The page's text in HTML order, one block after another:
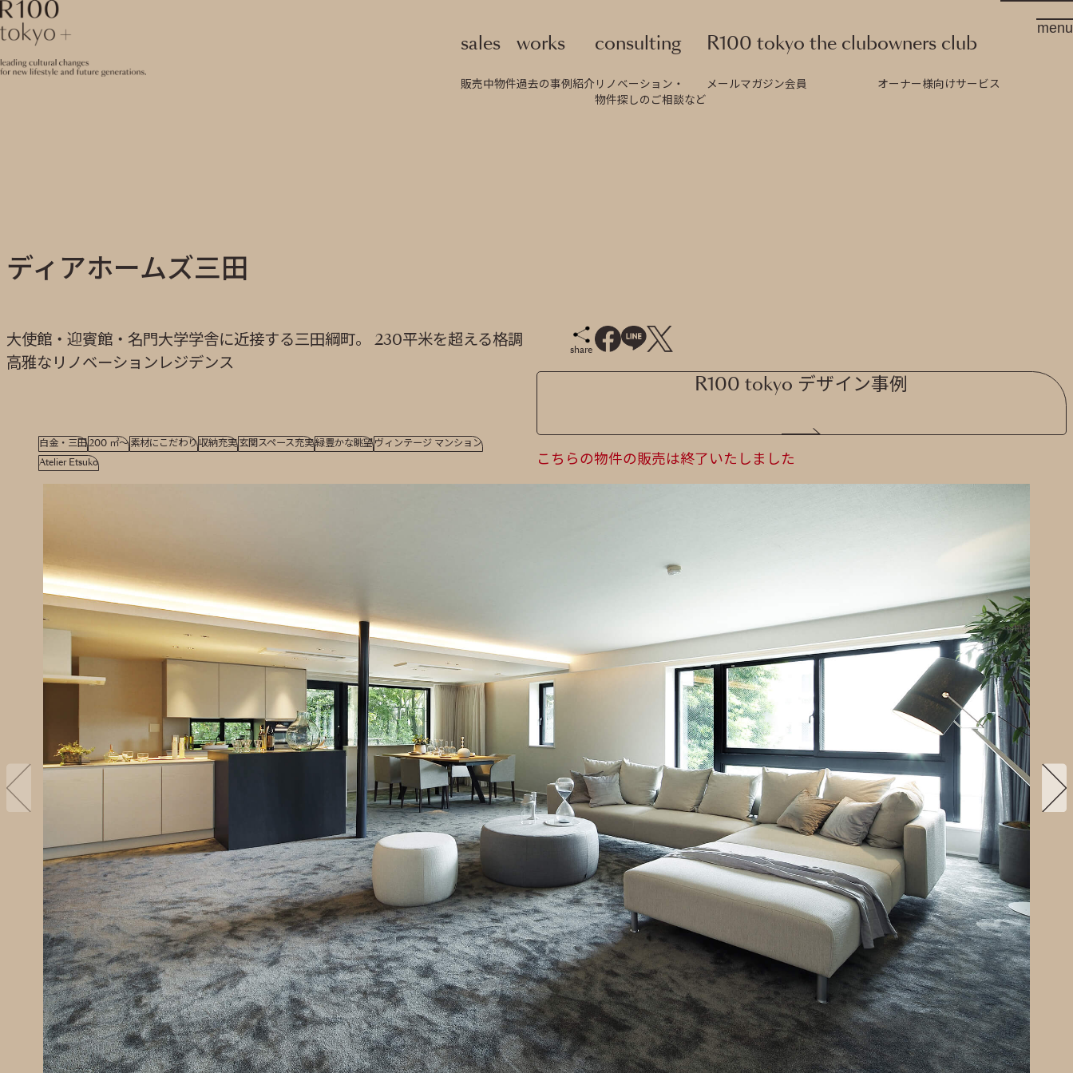
R100 tokyo
sales
販売中物件
works
過去の事例紹介
consulting
リノベーション・
物件探しのご相談など
R100 tokyo the club
メールマガジン会員
owners club
オーナー様向けサービス
menu
ディアホームズ三田
大使館・迎賓館・名門大学学舎に近接する三田綱町。 230平米を超える格調
高雅なリノベーションレジデンス
白金・三田200 ㎡～ 素材にこだわり収納充実 玄関スペース充実緑豊かな眺望 ヴィンテージ マンション
Atelier Etsuko
share
R100 tokyo デザイン事例
こちらの物件の販売は終了いたしました